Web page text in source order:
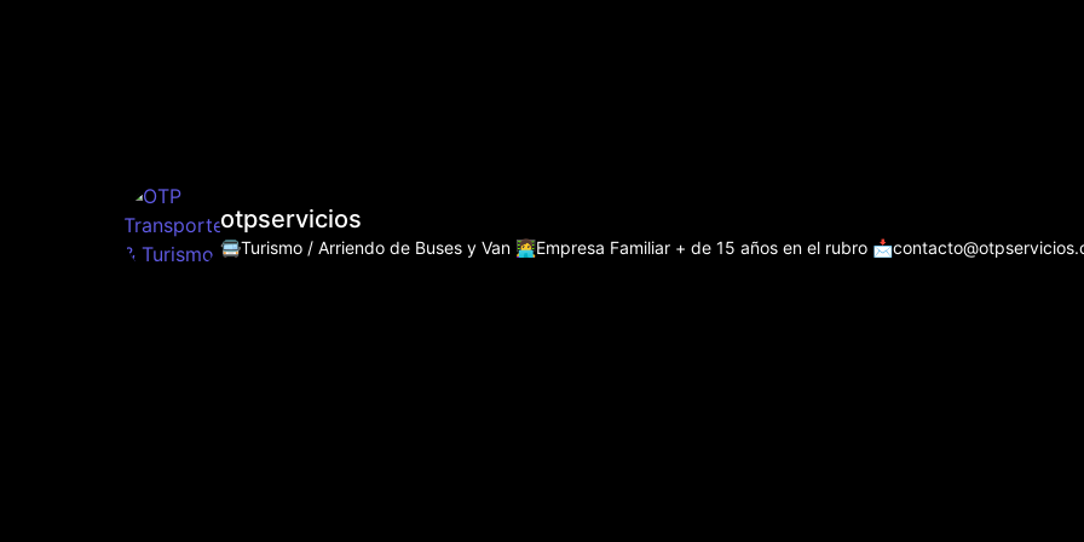
otpservicios
🚍Turismo / Arriendo de Buses y Van 👩‍💻Empresa Familiar + de 15 años en el rubro